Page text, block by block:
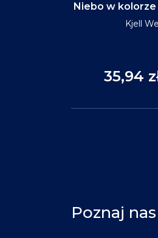
Niebo w kolorze
Kjell
35,94
Poznaj